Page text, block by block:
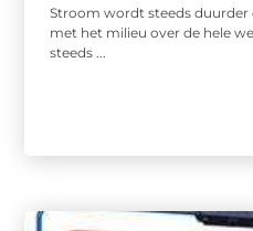
Stroom wordt steeds duurder
met het milieu over de hele
steeds ...